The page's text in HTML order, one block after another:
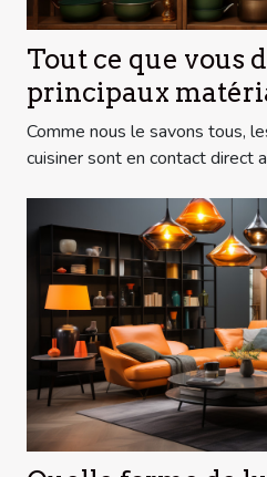
Tout ce que vous
principaux
pour la fabrication
de cuisine
Comme nous le savons tous,
cuisiner sont en contact direct